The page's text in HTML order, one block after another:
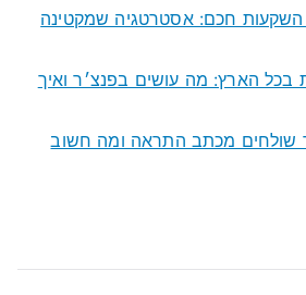
השקעות חכם: אסטרטגיה שמקטינה
בכל הארץ: מה עושים בפנצ׳ר ואיך
שולחים מכתב התראה ומה חשוב